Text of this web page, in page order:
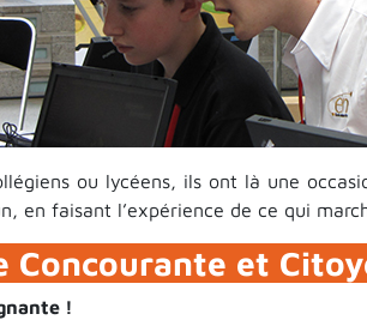
ou lycéens, ils ont là une
en faisant l’expérience de ce qui
Concourante et
!